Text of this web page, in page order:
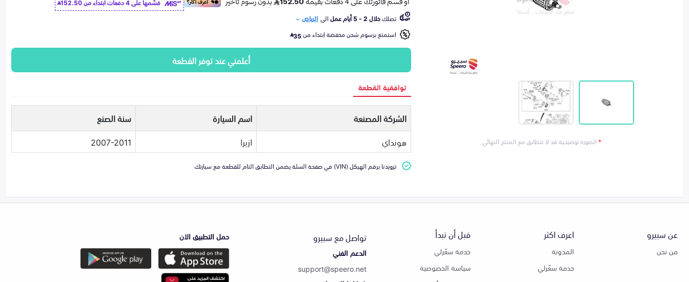
*الصورة توضيحية قد لا تتطابق مع المنتج النهائي
تصلكخلال 2 - 5 أيام عمل الى الرياض
استمتع برسوم شحن مخفضة ابتداء من35
أعلمني عند توفر القطعة
توافقية القطعة
الشركة المصنعة اسم السيارة
سنة الصنع
هونداي
ازيرا 2007-2011
تزويدنا برقم الهيكل (VIN) في صفحة السلة يضمن التطابق التام للقطعة مع سيارتك
عن سبيرو
من نحن
اعرف اكثر
المدونة
خدمة سعّرلي
قبل أن تبدأ
خدمة سعّرلي
سياسة الخصوصية
تواصل مع سبيرو
الدعم الفني
support@speero.net
حمل التطبيق الان